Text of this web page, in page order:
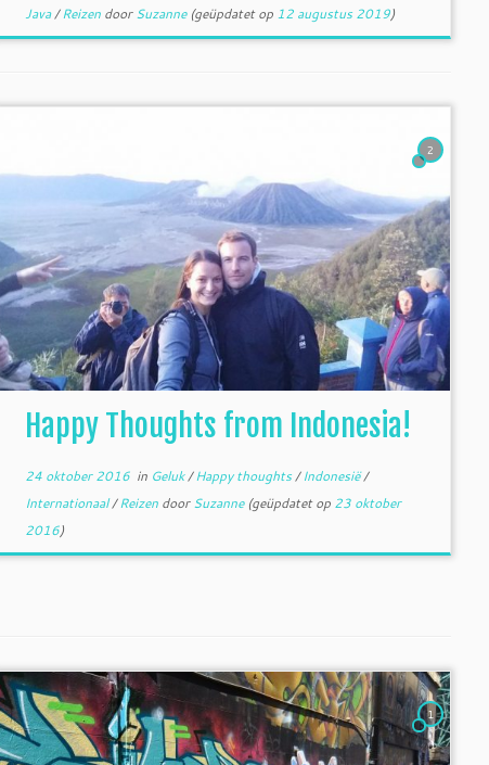
Java/Reizen doorSuzanne(geüpdatet op 12 augustus 2019)
2
Happy Thoughts from Indonesia!
24 oktober 2016in Geluk/Happy thoughts/Indonesië/
Internationaal/Reizen doorSuzanne(geüpdatet op 23 oktober
2016)
1